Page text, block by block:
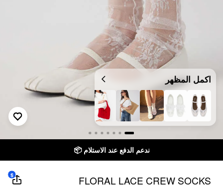
اكمل المظهر
ندعم الدفع عند الاستلام 📦
FLORAL LACE CREW SOCKS
$